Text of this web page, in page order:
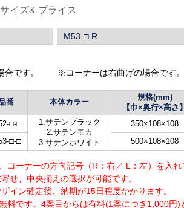
サイズ& プライス
です。
M53-□-R
※コーナーは右曲げの場合です。
番 本体カラー
規格(mm)
【巾×奥行×高さ】
□-□
1.サテンブラック
2.サテンモカ
3.サテンホワイト
350×108×108
□-□ 500×108×108
コーナーの方向記号（R：右／ L：左）を入れ
せ、中央揃えの選択が可能です。
イン確定後、納期が15日程度かかります。
料です。4案目からは有料(1案につき1,000円)